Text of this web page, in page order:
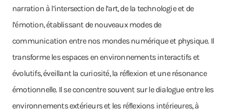
narration à l’intersection de l’art, de la technologie et de
l’émotion, établissant de nouveaux modes de
communication entre nos mondes numérique et physique. Il
transforme les espaces en environnements interactifs et
évolutifs, éveillant la curiosité, la réflexion et une résonance
émotionnelle. Il se concentre souvent sur le dialogue entre les
environnements extérieurs et les réflexions intérieures, à